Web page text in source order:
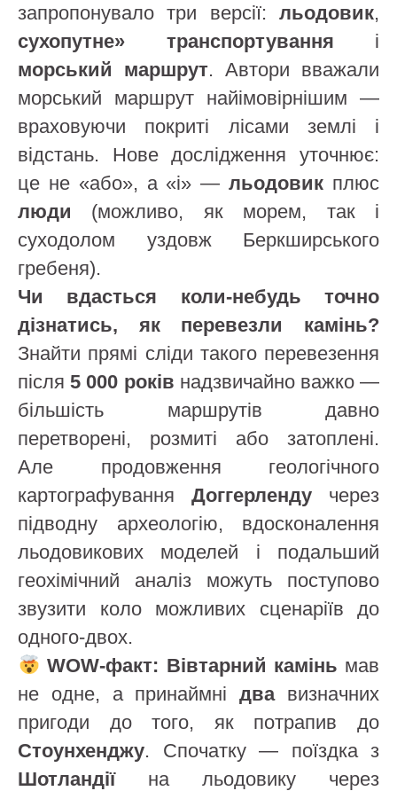
запропонувало три версії: льодовик,
сухопутне» транспортування і
морський маршрут. Автори вважали
морський маршрут найімовірнішим —
враховуючи покриті лісами землі і
відстань. Нове дослідження уточнює:
це не «або», а «і» —льодовик плюс
люди (можливо, як морем, так і
суходолом уздовж Беркширського
гребеня).
Чи вдасться коли-небудь точно
дізнатись, як перевезли камінь?
Знайти прямі сліди такого перевезення
після5 000 років надзвичайно важко —
більшість маршрутів давно
перетворені, розмиті або затоплені.
Але продовження геологічного
картографування Доггерленду через
підводну археологію, вдосконалення
льодовикових моделей і подальший
геохімічний аналіз можуть поступово
звузити коло можливих сценаріїв до
одного-двох.
WOW-факт: Вівтарний камінь мав
не одне, а принаймнідвавизначних
пригоди до того, як потрапив до
Стоунхенджу. Спочатку — поїздка з
Шотландіїна льодовику через